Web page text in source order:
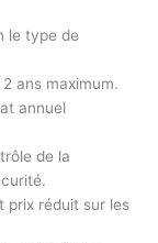
le type de
ans maximum.
annuel
de la
prix réduit sur les